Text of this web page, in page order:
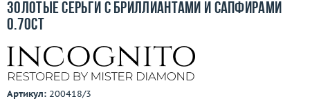
Контакты
3D-тур по шоуруму
Золотые серьги с бриллиантами и сапфирами
0.70ct
Артикул: 200418/3